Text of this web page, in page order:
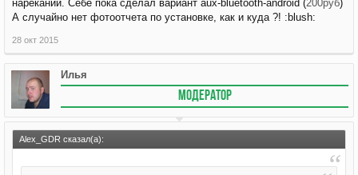
нареканий. Себе пока сделал вариант aux-bluetooth-android (200руб)
А случайно нет фотоотчета по установке, как и куда ?! :blush:
28 окт 2015
Илья
МОДЕРАТОР
Alex_GDR сказал(а):